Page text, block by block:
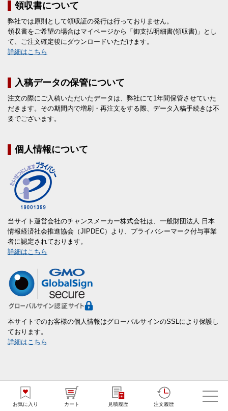
お気に入り カート 見積履歴 注文履歴
領収書について
弊社では原則として領収証の発行は行っておりません。
領収書をご希望の場合はマイページから「御支払明細書(領収書)」とし
て、ご注文確定後にダウンロードいただけます。
詳細はこちら
入稿データの保管について
注文の際にご入稿いただいたデータは、弊社にて1年間保管させていた
だきます。その期間内で増刷・再注文をする際、データ入稿手続きは不
要でございます。
個人情報について
当サイト運営会社のチャンスメーカー株式会社は、一般財団法人 日本
情報経済社会推進協会（JIPDEC）より、プライバシーマーク付与事業
者に認定されております。
詳細はこちら
本サイトでのお客様の個人情報はグローバルサインのSSLにより保護し
ております。
詳細はこちら
商品カテゴリ
新商品